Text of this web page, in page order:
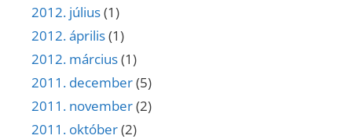
2012. július(1)
2012. április(1)
2012. március(1)
2011. december(5)
2011. november(2)
2011. október(2)